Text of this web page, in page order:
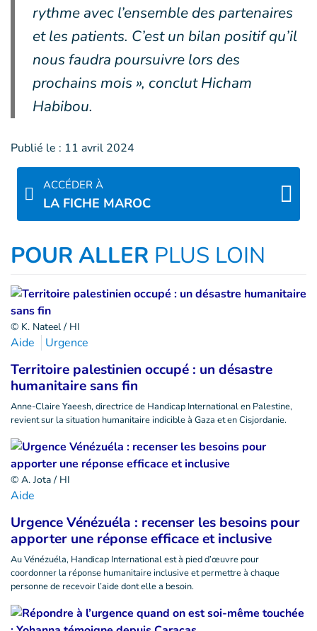
rythme avec l’ensemble des partenaires
et les patients. C’est un bilan positif qu’il
nous faudra poursuivre lors des
prochains mois », conclut Hicham
Habibou.
Publié le : 11 avril 2024
ACCÉDER À
LA FICHE MAROC
POUR ALLER PLUS LOIN
© K. Nateel / HI
Aide Urgence
Territoire palestinien occupé : un désastre
humanitaire sans fin
Anne-Claire Yaeesh, directrice de Handicap International en Palestine,
revient sur la situation humanitaire indicible à Gaza et en Cisjordanie.
© A. Jota / HI
Aide
Urgence Vénézuéla : recenser les besoins pour
apporter une réponse efficace et inclusive
Au Vénézuéla, Handicap International est à pied d’œuvre pour
coordonner la réponse humanitaire inclusive et permettre à chaque
personne de recevoir l’aide dont elle a besoin.